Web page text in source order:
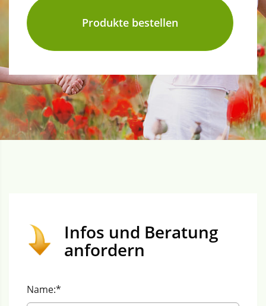
Produkte bestellen
Infos und Beratung
anfordern
Name:*